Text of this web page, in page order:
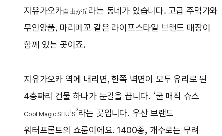
지유가오카自由が丘라는 동네가 있습니다. 고급 주택가와
무인양품, 마리메꼬 같은 라이프스타일 브랜드 매장이
함께 있는 곳이죠.
지유가오카 역에 내리면, 한쪽 벽면이 모두 유리로 된
4층짜리 건물 하나가 눈길을 끕니다. ‘쿨 매직 슈스
Cool Magic SHU’S’라는 곳입니다. 우산 브랜드
워터프론트의 쇼룸이에요. 1400종, 개수로는 무려